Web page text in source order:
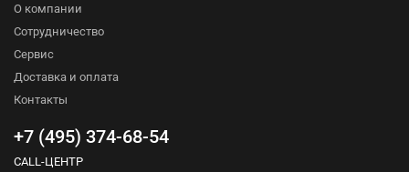
О компании
Сотрудничество
Сервис
Доставка и оплата
Контакты
+7 (495) 374-68-54
CALL-ЦЕНТР